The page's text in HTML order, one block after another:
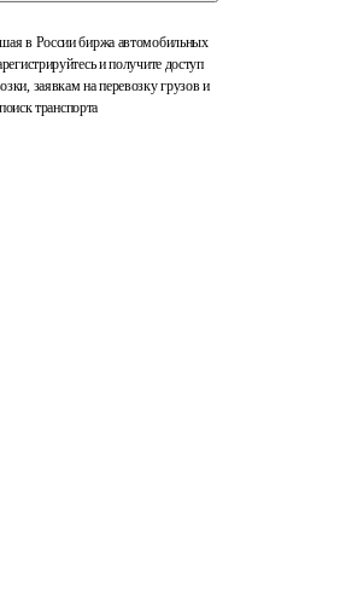
в России биржа автомобильных
и получите доступ
заявкам на перевозку грузов и
поиск транспорта